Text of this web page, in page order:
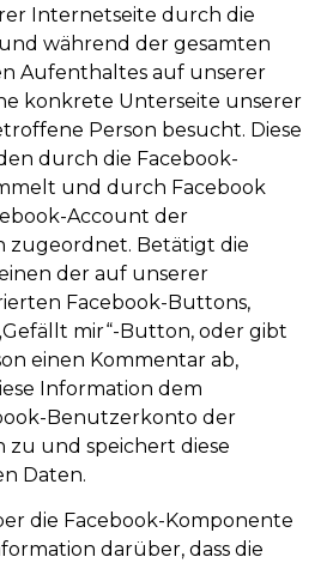
Internetseite durch die
während der gesamten
Aufenthaltes auf unserer
konkrete Unterseite unserer
Person besucht. Diese
durch die Facebook-
und durch Facebook
Account der
zugeordnet. Betätigt die
der auf unserer
Facebook-Buttons,
mir“-Button, oder gibt
einen Kommentar ab,
Information dem
Benutzerkonto der
zu und speichert diese
Daten.
die Facebook-Komponente
darüber, dass die